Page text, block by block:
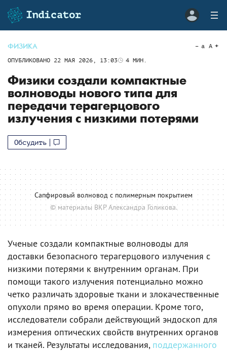
ФИЗИКА
ОПУБЛИКОВАНО 22 МАЯ 2026, 13:03 4 МИН.
a A
Физики создали компактные
волноводы нового типа для
передачи терагерцового
излучения с низкими потерями
Обсудить
Сапфировый волновод с полимерным покрытием
© материалы ВКР Александра Голикова.
Ученые создали компактные волноводы для
доставки безопасного терагерцового излучения с
низкими потерями к внутренним органам. При
помощи такого излучения потенциально можно
четко различать здоровые ткани и злокачественные
опухоли прямо во время операции. Кроме того,
исследователи собрали действующий эндоскоп для
измерения оптических свойств внутренних органов
и тканей. Результаты исследования, поддержанного